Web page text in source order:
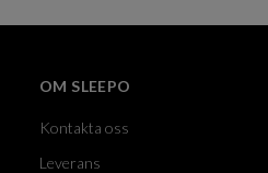
OM SLEEPO
Kontakta oss
Leverans